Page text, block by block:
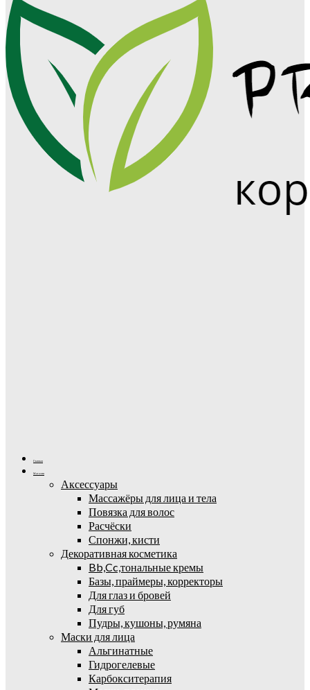
Главная
Магазин
Аксессуары
Массажёры для лица и тела
Повязка для волос
Расчёски
Спонжи, кисти
Декоративная косметика
Bb,Cc,тональные кремы
Базы, праймеры, корректоры
Для глаз и бровей
Для губ
Пудры, кушоны, румяна
Маски для лица
Альгинатные
Гидрогелевые
Карбокситерапия